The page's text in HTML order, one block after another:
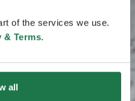
of the services we use.
& Terms.
all